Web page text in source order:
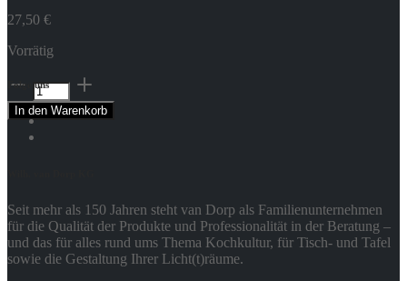
27,50 €
Vorrätig
VELOCE
Champagner
-
In den Warenkorb
Folge uns
Seit mehr als 150 Jahren steht van Dorp als Familienunternehmen
für die Qualität der Produkte und Professionalität in der Beratung –
und das für alles rund ums Thema Kochkultur, für Tisch- und Tafel
sowie die Gestaltung Ihrer Licht(t)räume.